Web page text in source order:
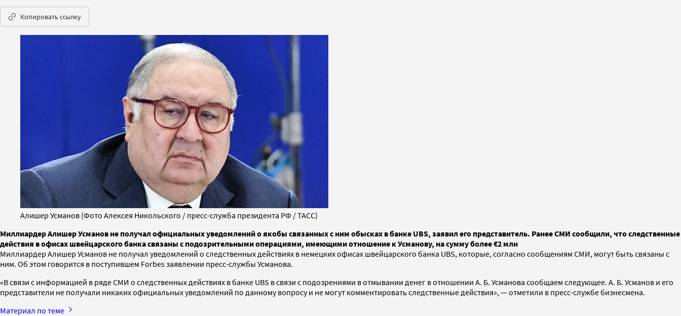
Копировать ссылку
Алишер Усманов (Фото Алексея Никольского / пресс-служба президента РФ / ТАСС)
Миллиардер Алишер Усманов не получал официальных уведомлений о якобы связанных с ним обысках в банке UBS, заявил его представитель. Ранее СМИ сообщили, что следственные
действия в офисах швейцарского банка связаны с подозрительными операциями, имеющими отношение к Усманову, на сумму более €2 млн
Миллиардер Алишер Усманов не получал уведомлений о следственных действиях в немецких офисах швейцарского банка UBS, которые, согласно сообщениям СМИ, могут быть связаны с
ним. Об этом говорится в поступившем Forbes заявлении пресс-службы Усманова.
«В связи с информацией в ряде СМИ о следственных действиях в банке UBS в связи с подозрениями в отмывании денег в отношении А. Б. Усманова сообщаем следующее. А. Б. Усманов и его
представители не получали никаких официальных уведомлений по данному вопросу и не могут комментировать следственные действия», — отметили в пресс-службе бизнесмена.
Материал по теме